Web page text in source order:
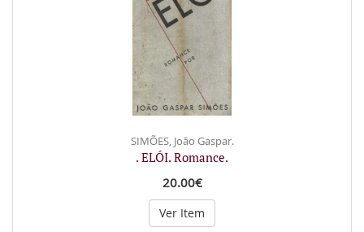
SIMÕES, João Gaspar.
. ELÓI. Romance.
20.00€
Ver Item